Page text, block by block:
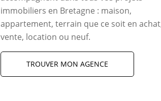
immobiliers en Bretagne : maison,
appartement, terrain que ce soit en
vente, location ou neuf.
TROUVER MON AGENCE